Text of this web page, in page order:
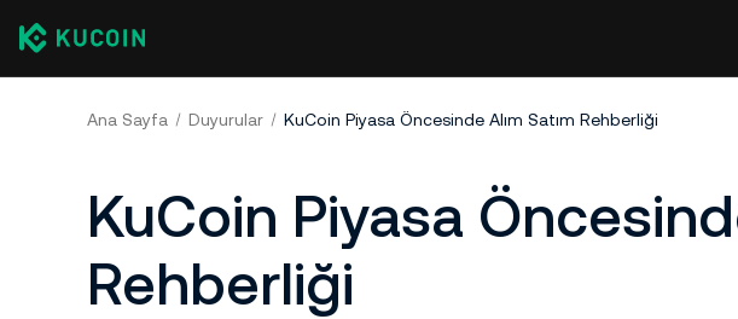
Ana Sayfa Duyurular KuCoin Piyasa Öncesinde Alım Satım Rehberliği
KuCoin Piyasa
Rehberliği